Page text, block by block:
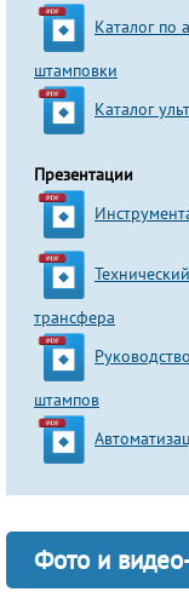
Каталог по
штамповки
Каталог
Презентации
трансфера
штампов
Фото и